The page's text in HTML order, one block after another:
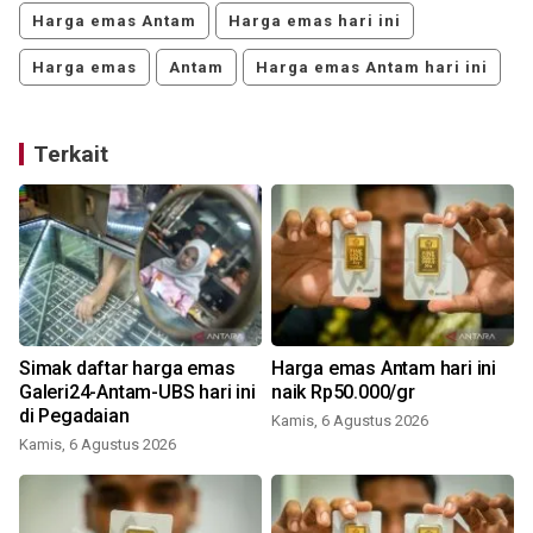
Harga emas Antam Harga emas hari ini
Harga emas Antam Harga emas Antam hari ini
Terkait
Simak daftar harga emas
Galeri24-Antam-UBS hari ini
di Pegadaian
Kamis, 6 Agustus 2026
Harga emas Antam hari ini
naik Rp50.000/gr
Kamis, 6 Agustus 2026